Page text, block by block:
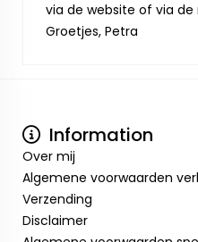
via de website of via
Groetjes, Petra
Information
Over mij
Algemene voorwaarden
Verzending
Disclaimer